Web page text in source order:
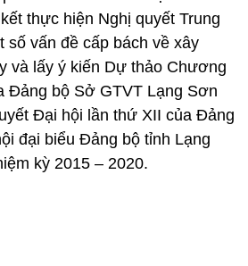
thực hiện Nghị quyết Trung
số vấn đề cấp bách về xây
và lấy ý kiến Dự thảo Chương
Đảng bộ Sở GTVT Lạng Sơn
Đại hội lần thứ XII của Đảng
đại biểu Đảng bộ tỉnh Lạng
kỳ 2015 – 2020.